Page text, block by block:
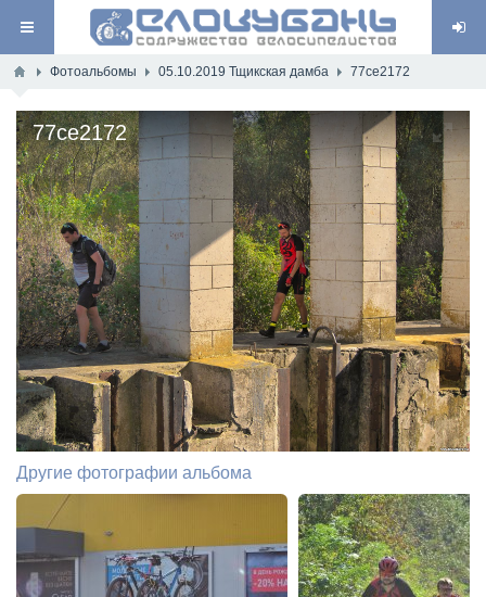
Фотоальбомы 05.10.2019 Тщикская дамба 77ce2172
77ce2172
Другие фотографии альбома